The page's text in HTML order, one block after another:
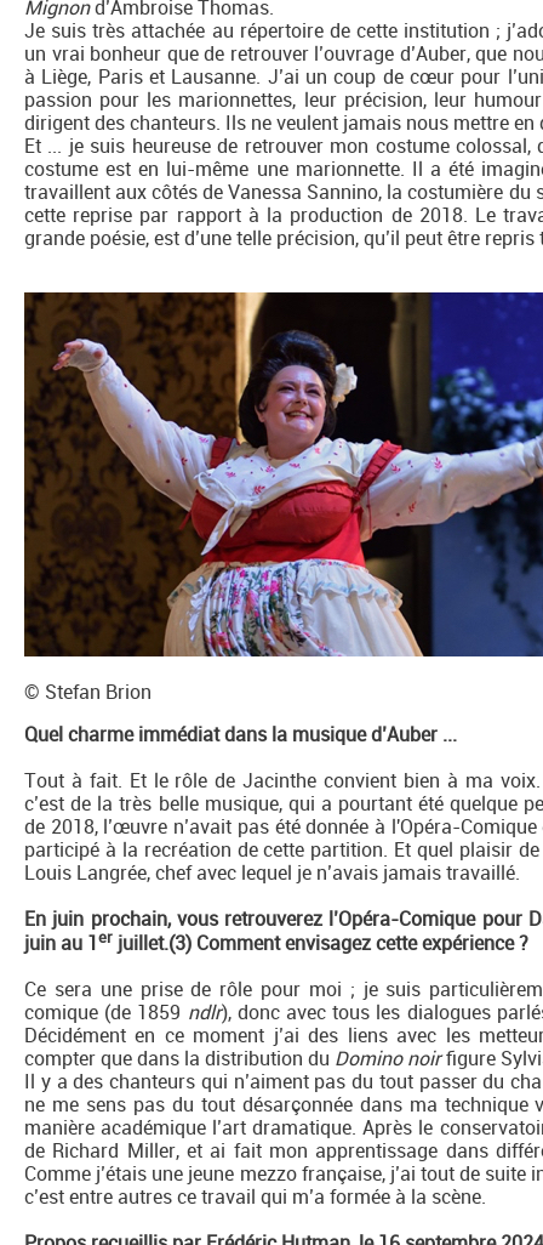
Mignond’Ambroise Thomas.
Je suis très attachée au répertoire de cette institution ;
un vrai bonheur que de retrouver l’ouvrage d’Auber, que
à Liège, Paris et Lausanne. J’ai un coup de cœur pour
passion pour les marionnettes, leur précision, leur
dirigent des chanteurs. Ils ne veulent jamais nous mettre en
Et ... je suis heureuse de retrouver mon costume colossal,
costume est en lui-même une marionnette. Il a été
travaillent aux côtés de Vanessa Sannino, la costumière du
cette reprise par rapport à la production de 2018. Le
grande poésie, est d’une telle précision, qu’il peut être
© Stefan Brion
Quel charme immédiat dans la musique d’Auber ...
Tout à fait. Et le rôle de Jacinthe convient bien à ma
c’est de la très belle musique, qui a pourtant été quelque
de 2018, l’œuvre n’avait pas été donnée à l'Opéra-
participé à la recréation de cette partition. Et quel plaisir
Louis Langrée, chef avec lequel je n’avais jamais travaillé.
En juin prochain, vous retrouverez l’Opéra-Comique pour
juin au 1er juillet.(3) Comment envisagez cette expérience ?
Ce sera une prise de rôle pour moi ; je suis
comique (de 1859 ndlr), donc avec tous les dialogues
Décidément en ce moment j’ai des liens avec les
compter que dans la distribution du Domino noirfigure
Il y a des chanteurs qui n’aiment pas du tout passer du
ne me sens pas du tout désarçonnée dans ma technique
manière académique l’art dramatique. Après le
de Richard Miller, et ai fait mon apprentissage dans
Comme j’étais une jeune mezzo française, j’ai tout de
c’est entre autres ce travail qui m’a formée à la scène.